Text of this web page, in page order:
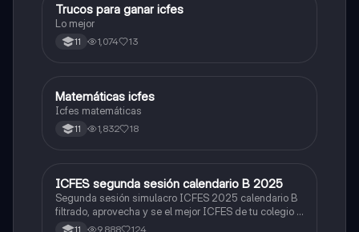
Química
Trucos para ganar icfes
Lo mejor
11 1,074 13
ICFES: Matemáticas
Matemáticas icfes
Icfes matemáticas
11 1,832 18
ICFES: Lectura Crítica
ICFES segunda sesión calendario B 2025
Segunda sesión simulacro ICFES 2025 calendario B
filtrado, aprovecha y se el mejor ICFES de tu colegio y
poder ingresar a universidad, y estudiar aquella
11 9,888 124